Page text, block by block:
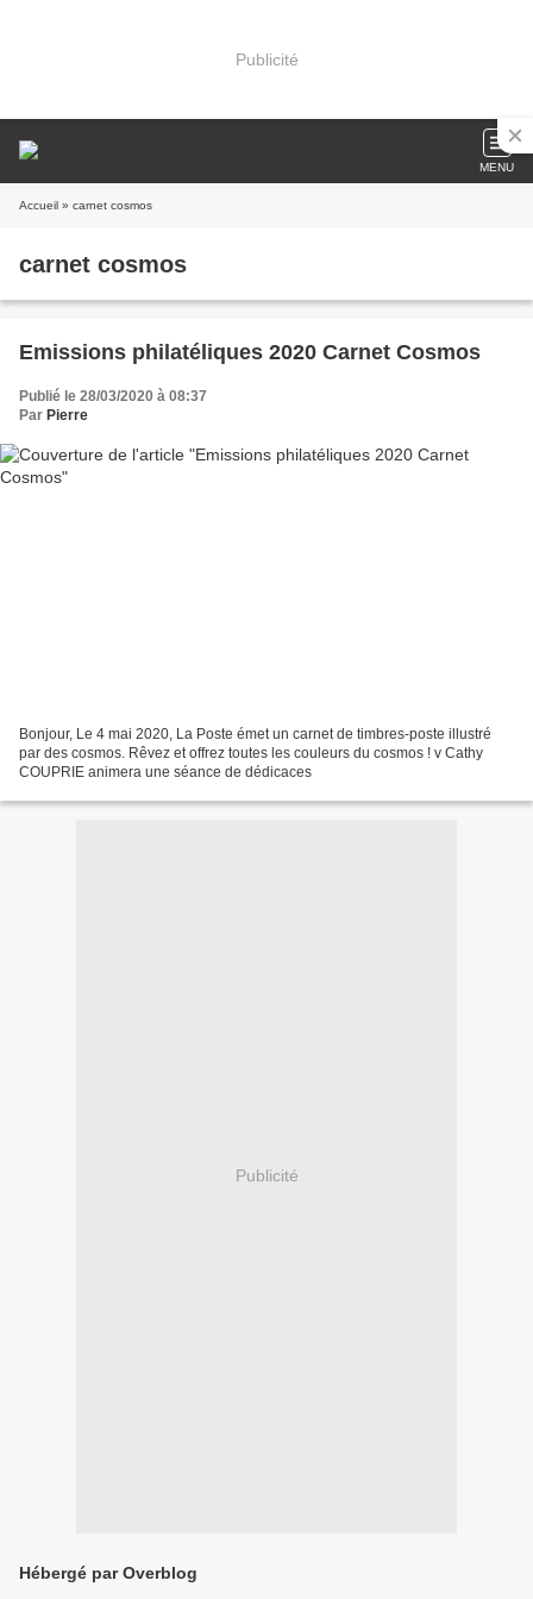
Publicité
MENU
Accueil » carnet cosmos
carnet cosmos
Emissions philatéliques 2020 Carnet Cosmos
Publié le 28/03/2020 à 08:37
Par Pierre
Bonjour, Le 4 mai 2020, La Poste émet un carnet de timbres-poste illustré
par des cosmos. Rêvez et offrez toutes les couleurs du cosmos ! v Cathy
COUPRIE animera une séance de dédicaces
Publicité
Hébergé par Overblog